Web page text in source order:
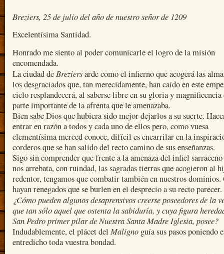
Breziers, 25 de julio del año de nuestro señor de 1209
Excelentísima Santidad.
Honrado me siento al poder comunicarle el logro de la misión
encomendada.
La ciudad de Breziersarde como el infierno que acogerá las
los desgraciados que, tan merecidamente, han caído en este
cielo resplandecerá, al saberse libre en su gloria y magnificencia
parte importante de la afrenta que le amenazaba.
Bien sabe Dios que hubiera sido mejor dejarlos a su suerte.
entrar en razón a todos y cada uno de ellos pero, como vuesa
clementísima merced conoce, difícil es encarrilar en la
corderos que se han salido del recto camino de sus enseñanzas.
Sigo sin comprender que frente a la amenaza del infiel sarraceno
nos arrebata, con ruindad, las sagradas tierras que acogieron al
redentor, tengamos que combatir también en nuestros dominios.
hayan renegados que se burlen en el desprecio a su recto parecer.
¿Cómo pueden algunos desaprensivos creerse poseedores de la
que tan sólo aquel que ostenta la sabiduría, y cuya figura
San Pedro primer pilar de Nuestra Santa Madre Iglesia, posee?
Indudablemente, el plácet del Maligno guía sus pasos poniendo
entredicho toda vuestra bondad.